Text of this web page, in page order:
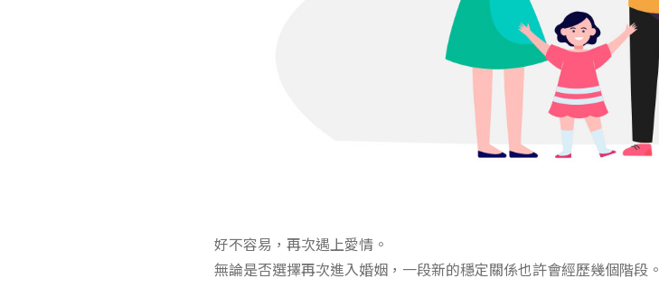
好不容易，再次遇上愛情。
無論是否選擇再次進入婚姻，一段新的穩定關係也許會經歷幾個階段。